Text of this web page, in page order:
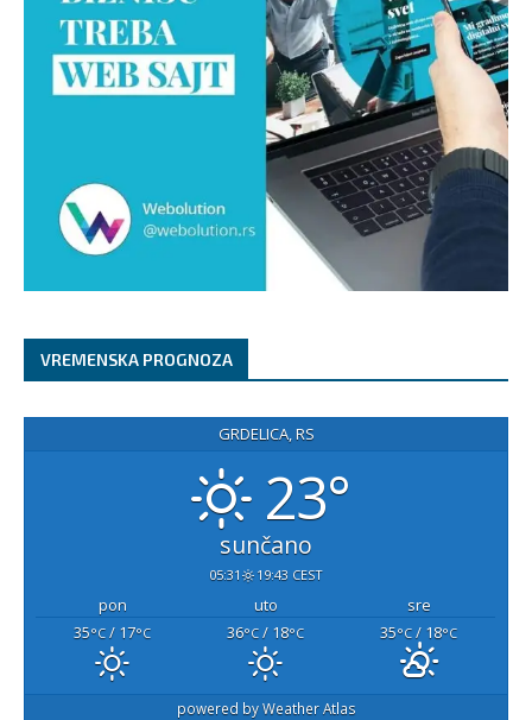
VREMENSKA PROGNOZA
GRDELICA, RS
23°
sunčano
05:31 19:43 CEST
pon uto
sre
35°C / 17°C 36°C / 18°C 35°C / 18°C
powered byWeather Atlas